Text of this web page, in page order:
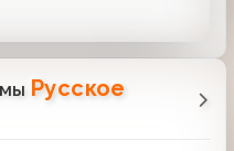
Русское